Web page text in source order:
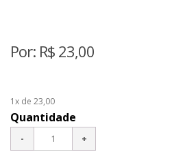
Por: R$ 23,00
1x de 23,00
Quantidade